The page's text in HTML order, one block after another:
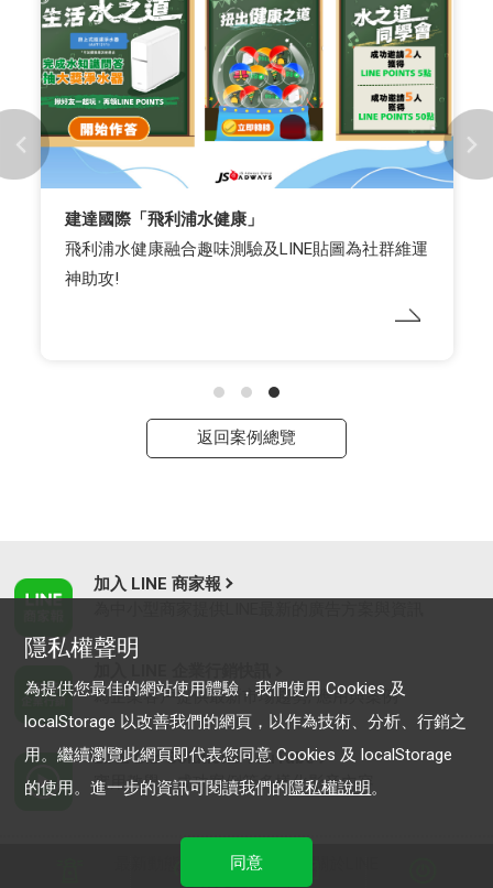
建達國際「飛利浦水健康」
飛利浦水健康融合趣味測驗及LINE貼圖為社群維運
神助攻!
返回案例總覽
加入 LINE 商家報
為企業客戶提供最新市場趨勢, 應用與案例
LINE Biz-Solutions YouTube
實用教學、成功案例等多樣化影音內容
服務條款
隱私權聲明
為提供您最佳的網站使用體驗，我們使用 Cookies 及
localStorage 以改善我們的網頁，以作為技術、分析、行銷之
用。繼續瀏覽此網頁即代表您同意 Cookies 及 localStorage
的使用。進一步的資訊可閱讀我們的隱私權說明。
同意